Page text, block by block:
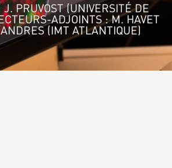
PRUVOST (UNIVERSITÉ DE
ADJOINTS : M. HAVET
(IMT ATLANTIQUE)